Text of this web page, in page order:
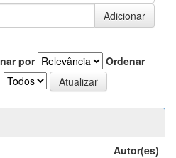
por
Ordenar
Autor(es)